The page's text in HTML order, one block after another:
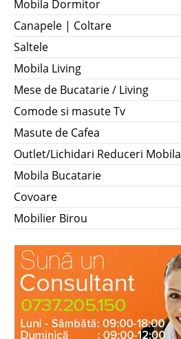
Mobila Dormitor
Canapele | Coltare
Saltele
Mobila Living
Mese de Bucatarie / Living
Comode si masute Tv
Masute de Cafea
Outlet/Lichidari Reduceri Mobila
Mobila Bucatarie
Covoare
Mobilier Birou